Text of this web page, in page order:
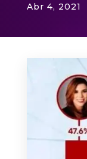
Abr 4, 2021